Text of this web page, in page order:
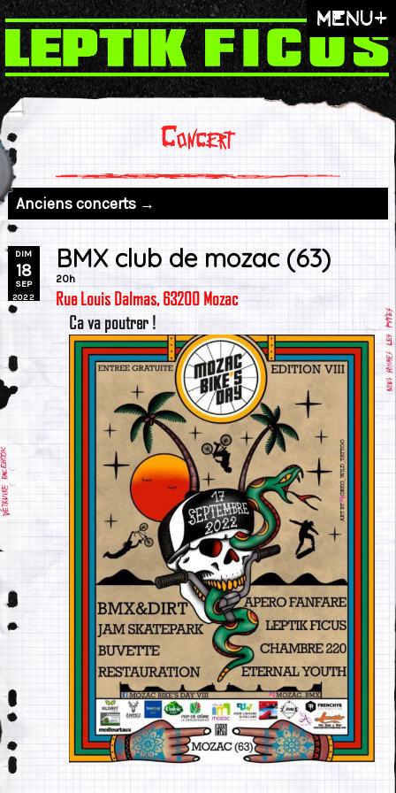
menu+
Concert
Anciens concerts →
DIM
18
SEP
2022
BMX club de mozac (63)
20h
Rue Louis Dalmas, 63200 Mozac
Ca va poutrer !